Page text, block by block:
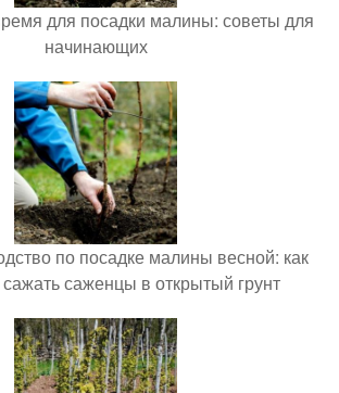
для посадки малины: советы для
начинающих
по посадке малины весной: как
саженцы в открытый грунт